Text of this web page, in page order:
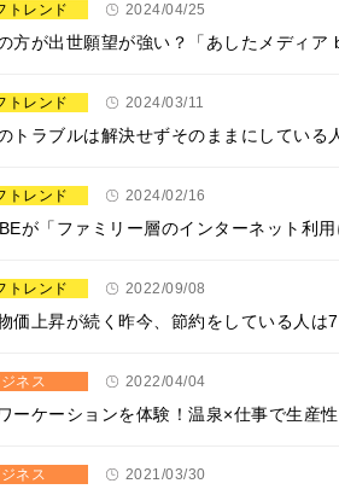
トレンド 2024/04/25
方が出世願望が強い？「あしたメディ
トレンド 2024/03/11
トラブルは解決せずそのままにしてい
トレンド 2024/02/16
が「ファミリー層のインターネット利
トレンド 2022/09/08
価上昇が続く昨今、節約をしている人
ネス 2022/04/04
ーケーションを体験！温泉×仕事で生産
ネス 2021/03/30